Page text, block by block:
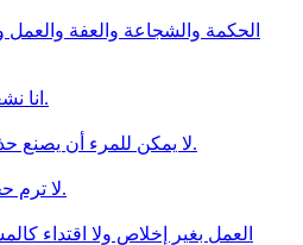
الحكمة والشجاعة والعفة والعمل
انا نشعر بالراحة حين نعمل باخلاص.
لا يمكن للمرء أن يصنع حذاءً بإتقان إلا إذا صنعه بإخلاص.
لا ترم حجرا في البئر التي شربت منها.
العمل بغير إخلاص ولا اقتداء